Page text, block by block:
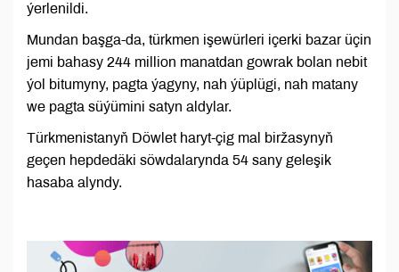
ýerlenildi.
Mundan başga-da, türkmen işewürleri içerki bazar üçin
jemi bahasy 244 million manatdan gowrak bolan nebit
ýol bitumyny, pagta ýagyny, nah ýüplügi, nah matany
we pagta süýümini satyn aldylar.
Türkmenistanyň Döwlet haryt-çig mal biržasynyň
geçen hepdedäki söwdalarynda 54 sany geleşik
hasaba alyndy.